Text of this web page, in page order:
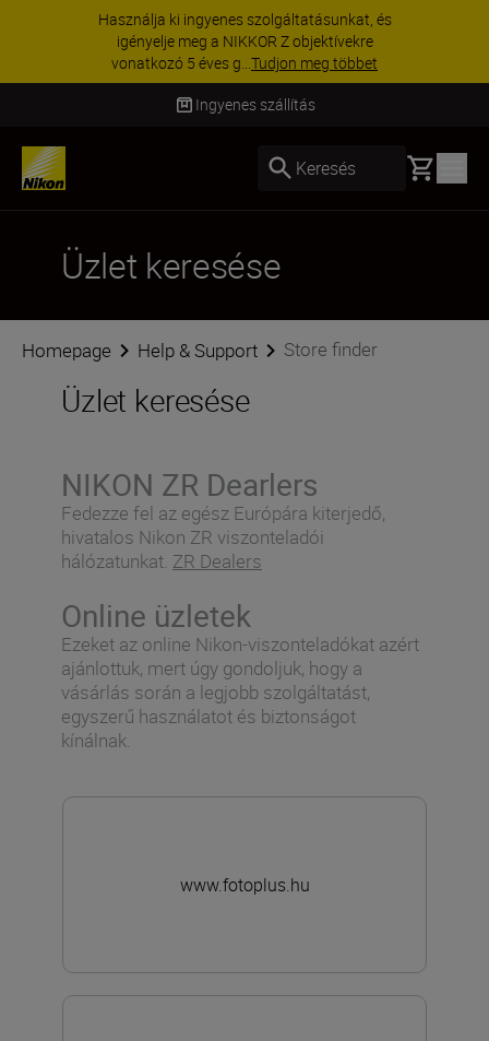
Használja ki ingyenes szolgáltatásunkat, és
igényelje meg a NIKKOR Z objektívekre
vonatkozó 5 éves g...Tudjon meg többet
Ingyenes szállítás
Keresés Basket
Üzlet keresése
Homepage Help & Support Store finder
Üzlet keresése
NIKON ZR Dearlers
Fedezze fel az egész Európára kiterjedő,
hivatalos Nikon ZR viszonteladói
hálózatunkat. ZR Dealers
Online üzletek
Ezeket az online Nikon-viszonteladókat azért
ajánlottuk, mert úgy gondoljuk, hogy a
vásárlás során a legjobb szolgáltatást,
egyszerű használatot és biztonságot
kínálnak.
www.fotoplus.hu